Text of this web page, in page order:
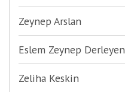
Zeynep Arslan
Eslem Zeynep Derleyen
Zeliha Keskin